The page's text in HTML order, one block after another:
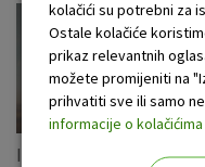
Iskoristite ponudu
kolačići su potrebni za
Ostale kolačiće
prikaz relevantnih
možete promijeniti na
prihvatiti sve ili samo
informacije o kolačićima